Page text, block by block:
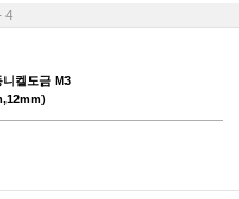
4
켈도금 M3